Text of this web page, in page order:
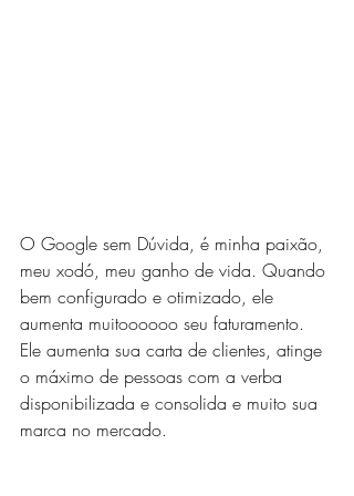
O Google sem Dúvida, é minha paixão,
meu xodó, meu ganho de vida. Quando
bem configurado e otimizado, ele
aumenta muitoooooo seu faturamento.
Ele aumenta sua carta de clientes, atinge
o máximo de pessoas com a verba
disponibilizada e consolida e muito sua
marca no mercado.